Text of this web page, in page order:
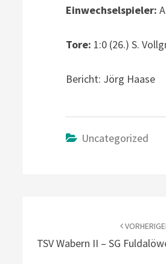
Einwechselspieler:
Tore: 1:0 (26.) S.
Bericht: Jörg Haase
Uncategorized
TSV Wabern II – SG